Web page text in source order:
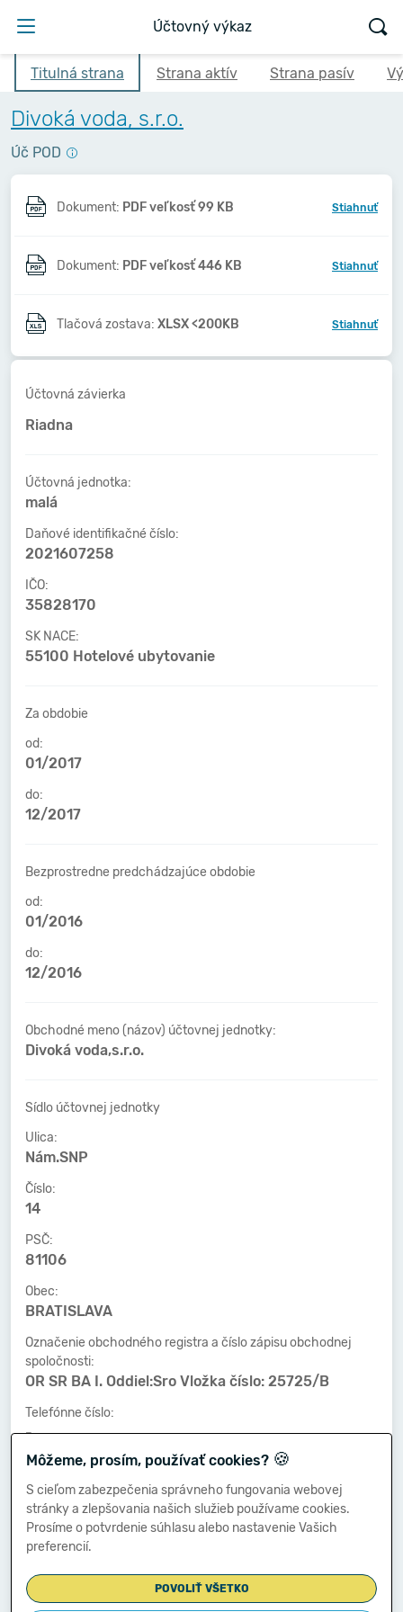
Účtovný výkaz
Titulná strana Strana aktív Strana pasív
Divoká voda, s.r.o.
Úč POD
Dokument: PDF veľkosť 99 KB Stiahnuť
Dokument: PDF veľkosť 446 KB Stiahnuť
Tlačová zostava: XLSX <200KB Stiahnuť
Účtovná závierka
Riadna
Účtovná jednotka:
malá
Daňové identifikačné číslo:
2021607258
IČO:
35828170
SK NACE:
55100 Hotelové ubytovanie
Za obdobie
od:
01/2017
do:
12/2017
Bezprostredne predchádzajúce obdobie
od:
01/2016
do:
12/2016
Obchodné meno (názov) účtovnej jednotky:
Divoká voda,s.r.o.
Sídlo účtovnej jednotky
Ulica:
Nám.SNP
Číslo:
14
PSČ:
81106
Obec:
BRATISLAVA
Označenie obchodného registra a číslo zápisu obchodnej
spoločnosti:
OR SR BA I. Oddiel:Sro Vložka číslo: 25725/B
Telefónne číslo:
-
Faxové číslo:
-
E-mailová adresa:
-
Zostavená dňa:
Môžeme, prosím, používať cookies? 🍪
S cieľom zabezpečenia správneho fungovania webovej
stránky a zlepšovania našich služieb používame cookies.
Prosíme o potvrdenie súhlasu alebo nastavenie Vašich
preferencií.
POVOLIŤ VŠETKO